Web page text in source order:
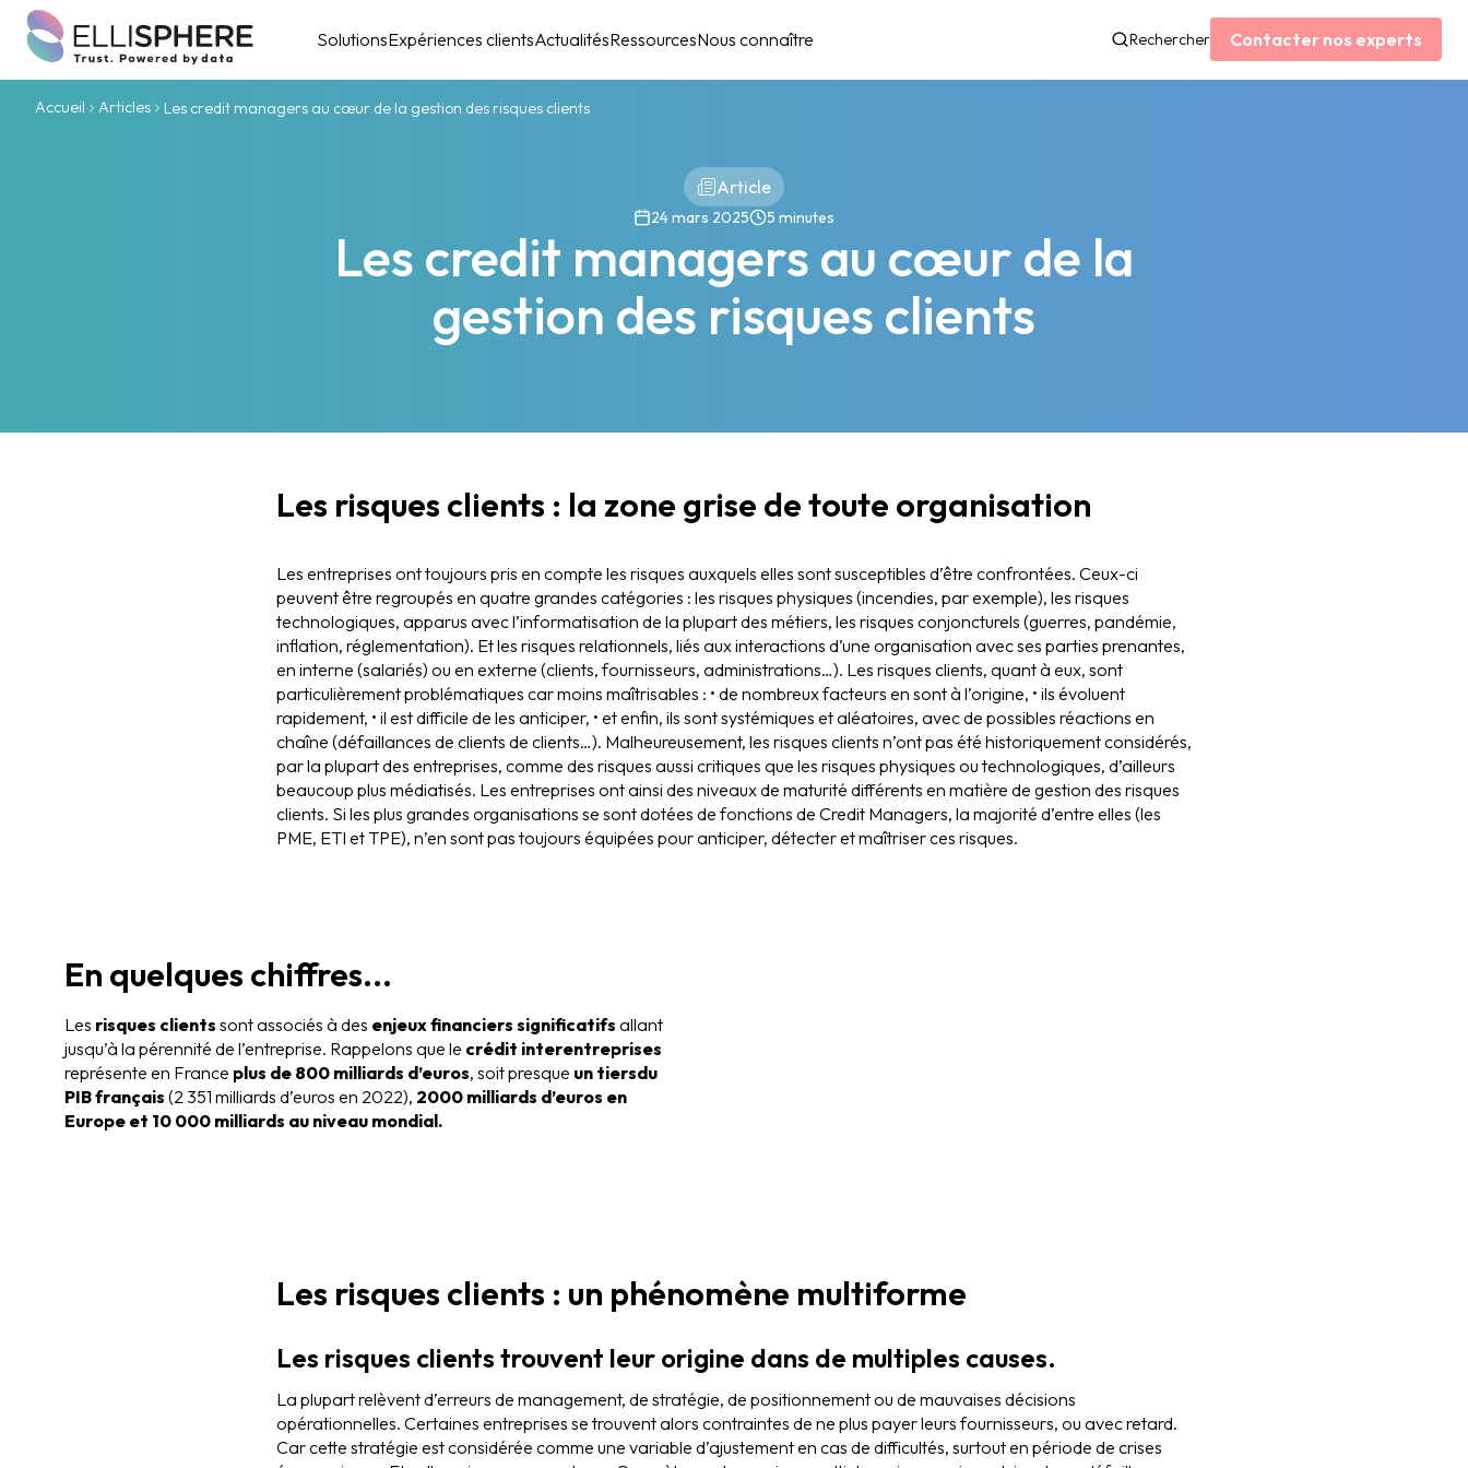
SolutionsExpériences clientsActualitésRessourcesNous connaître Rechercher Contacter nos experts
Accueil Articles Les credit managers au cœur de la gestion des risques clients
Article
24 mars 2025 5 minutes
Les credit managers au cœur de la
gestion des risques clients
Les risques clients : la zone grise de toute organisation
Les entreprises ont toujours pris en compte les risques auxquels elles sont susceptibles d’être confrontées. Ceux-ci
peuvent être regroupés en quatre grandes catégories : les risques physiques (incendies, par exemple), les risques
technologiques, apparus avec l’informatisation de la plupart des métiers, les risques conjoncturels (guerres, pandémie,
inflation, réglementation). Et les risques relationnels, liés aux interactions d’une organisation avec ses parties prenantes,
en interne (salariés) ou en externe (clients, fournisseurs, administrations…). Les risques clients, quant à eux, sont
particulièrement problématiques car moins maîtrisables : • de nombreux facteurs en sont à l’origine, • ils évoluent
rapidement, • il est difficile de les anticiper, • et enfin, ils sont systémiques et aléatoires, avec de possibles réactions en
chaîne (défaillances de clients de clients…). Malheureusement, les risques clients n’ont pas été historiquement considérés,
par la plupart des entreprises, comme des risques aussi critiques que les risques physiques ou technologiques, d’ailleurs
beaucoup plus médiatisés. Les entreprises ont ainsi des niveaux de maturité différents en matière de gestion des risques
clients. Si les plus grandes organisations se sont dotées de fonctions de Credit Managers, la majorité d’entre elles (les
PME, ETI et TPE), n’en sont pas toujours équipées pour anticiper, détecter et maîtriser ces risques.
En quelques chiffres...
Les risques clients sont associés à des enjeux financiers significatifs allant
jusqu’à la pérennité de l’entreprise. Rappelons que le crédit interentreprises
représente en France plus de 800 milliards d’euros, soit presque un tiersdu
PIB français (2 351 milliards d’euros en 2022), 2000 milliards d’euros en
Europe et 10 000 milliards au niveau mondial.
Les risques clients : un phénomène multiforme
Les risques clients trouvent leur origine dans de multiples causes.
La plupart relèvent d’erreurs de management, de stratégie, de positionnement ou de mauvaises décisions
opérationnelles. Certaines entreprises se trouvent alors contraintes de ne plus payer leurs fournisseurs, ou avec retard.
Car cette stratégie est considérée comme une variable d’ajustement en cas de difficultés, surtout en période de crises